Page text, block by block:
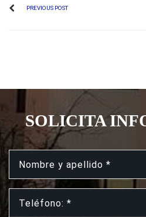
PREVIOUS POST
SOLICITA